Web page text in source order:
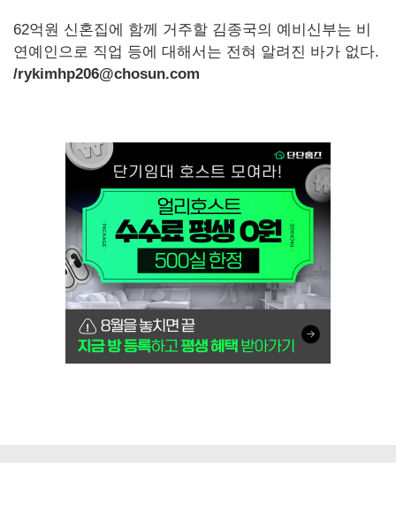
62억원 신혼집에 함께 거주할 김종국의 예비신부는 비
연예인으로 직업 등에 대해서는 전혀 알려진 바가 없다.
/rykimhp206@chosun.com